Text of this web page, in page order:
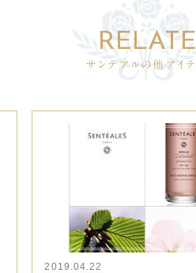
サンテアルの他アイ
2019.04.22